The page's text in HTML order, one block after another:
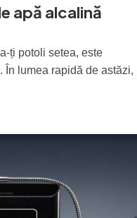
apă alcalină
ți potoli setea, este
lumea rapidă de astăzi,